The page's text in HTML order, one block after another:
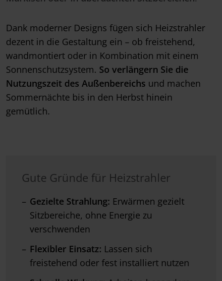
Dank moderner Designs fügen sich Heizstrahler
dezent in die Gestaltung ein – ob freistehend,
wandmontiert oder in Kombination mit einem
Sonnenschutzsystem. So verlängern Sie die
Nutzungszeit des Außenbereichs und machen
Sommernächte bis in den Herbst hinein
gemütlich.
Gute Gründe für Heizstrahler
Gezielte Strahlung: Erwärmen gezielt
Sitzbereiche, ohne Energie zu
verschwenden
Flexibler Einsatz: Lassen sich
freistehend oder fest installiert nutzen